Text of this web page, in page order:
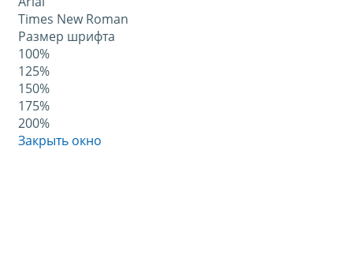
Times New Roman
Размер шрифта
100%
125%
150%
175%
200%
Закрыть окно